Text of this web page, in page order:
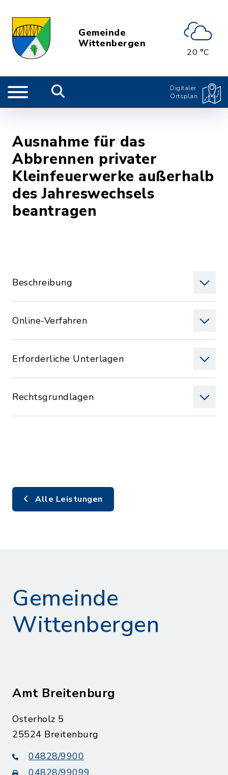
Gemeinde
Wittenbergen
20 °C
Digitaler
Ortsplan
Ausnahme für das
Abbrennen privater
Kleinfeuerwerke außerhalb
des Jahreswechsels
beantragen
Beschreibung
Online-Verfahren
Erforderliche Unterlagen
Rechtsgrundlagen
Alle Leistungen
Gemeinde
Wittenbergen
Amt Breitenburg
Osterholz 5
25524 Breitenburg
04828/9900
04828/99099